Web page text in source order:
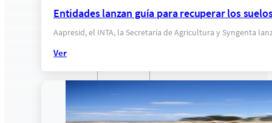
Entidades lanzan guía para recuperar los
Aapresid, el INTA, la Secretaría de Agricultura y Syngenta
Ver